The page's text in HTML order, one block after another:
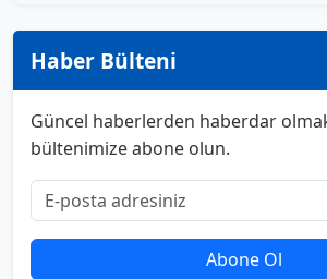
Haber Bülteni
Güncel haberlerden haberdar
bültenimize abone olun.
Abone Ol